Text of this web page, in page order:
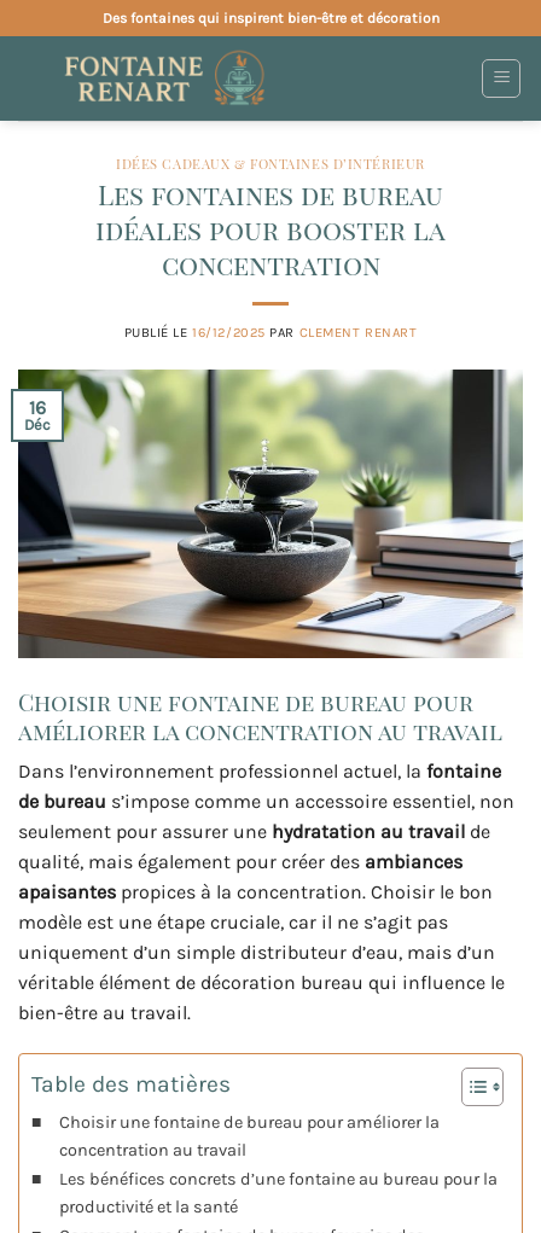
au
contenu
Des fontaines qui inspirent bien-être et décoration
IDÉES CADEAUX & FONTAINES D’INTÉRIEUR
Les fontaines de bureau
idéales pour booster la
concentration
PUBLIÉ LE16/12/2025 PAR CLEMENT RENART
16
Déc
Choisir une fontaine de bureau pour
améliorer la concentration au travail
Dans l’environnement professionnel actuel, la fontaine
de bureau s’impose comme un accessoire essentiel, non
seulement pour assurer une hydratation au travail de
qualité, mais également pour créer des ambiances
apaisantes propices à la concentration. Choisir le bon
modèle est une étape cruciale, car il ne s’agit pas
uniquement d’un simple distributeur d’eau, mais d’un
véritable élément de décoration bureau qui influence le
bien-être au travail.
Table des matières
Choisir une fontaine de bureau pour améliorer la
concentration au travail
Les bénéfices concrets d’une fontaine au bureau pour la
productivité et la santé